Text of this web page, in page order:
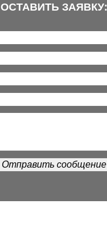
ОСТАВИТЬ ЗАЯВКУ: